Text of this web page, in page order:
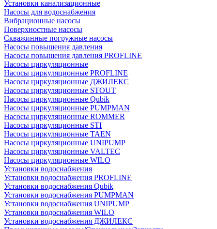
Установки канализационные
Насосы для водоснабжения
Вибрационные насосы
Поверхностные насосы
Скважинные погружные насосы
Насосы повышения давления
Насосы повышения давления PROFLINE
Насосы циркуляционные
Насосы циркуляционные PROFLINE
Насосы циркуляционные ДЖИЛЕКС
Насосы циркуляционные STOUT
Насосы циркуляционные Qubik
Насосы циркуляционные PUMPMAN
Насосы циркуляционные ROMMER
Насосы циркуляционные STI
Насосы циркуляционные TAEN
Насосы циркуляционные UNIPUMP
Насосы циркуляционные VALTEC
Насосы циркуляционные WILO
Установки водоснабжения
Установки водоснабжения PROFLINE
Установки водоснабжения Qubik
Установки водоснабжения PUMPMAN
Установки водоснабжения UNIPUMP
Установки водоснабжения WILO
Установки водоснабжения ДЖИЛЕКС